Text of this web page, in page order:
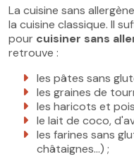
La cuisine sans
la cuisine classique. Il
pour cuisiner sans
retrouve :
les pâtes sans
les graines de
les haricots et
le lait de coco,
les farines sans
châtaignes…) ;